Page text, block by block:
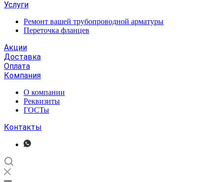
Услуги
Ремонт вашей трубопроводной арматуры
Переточка фланцев
Акции
Доставка
Оплата
Компания
О компании
Реквизиты
ГОСТы
Контакты